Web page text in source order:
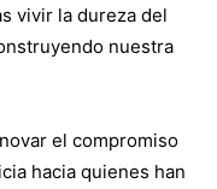
vivir la dureza del
nuestra
el compromiso
hacia quienes han